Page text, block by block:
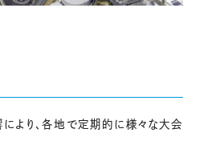
より、各地で定期的に様々な大会